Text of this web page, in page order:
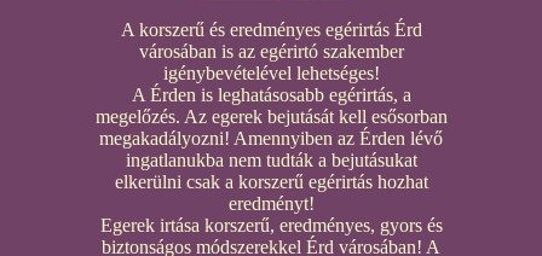
A korszerű és eredményes egérirtás Érd
városában is az egérirtó szakember
igénybevételével lehetséges!
A Érden is leghatásosabb egérirtás, a
megelőzés. Az egerek bejutását kell esősorban
megakadályozni! Amennyiben az Érden lévő
ingatlanukba nem tudták a bejutásukat
elkerülni csak a korszerű egérirtás hozhat
eredményt!
Egerek irtása korszerű, eredményes, gyors és
biztonságos módszerekkel Érd városában! A